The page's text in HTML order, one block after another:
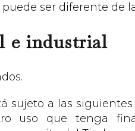
ser diferente de
e industrial
sujeto a las
uso que tenga